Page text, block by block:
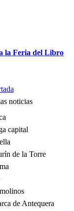
la Feria del Libro
noticias
capital
de la Torre
de Antequera